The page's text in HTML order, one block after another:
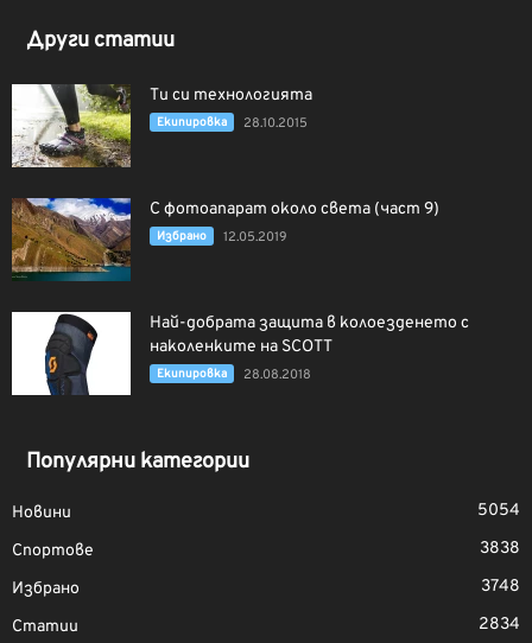
Други статии
Ти си технологията
Екипировка 28.10.2015
С фотоапарат около света (част 9)
Избрано 12.05.2019
Най-добрата защита в колоезденето с
наколенките на SCOTT
Екипировка 28.08.2018
Популярни категории
Новини
5054
Спортове
3838
Избрано
3748
Статии
2834